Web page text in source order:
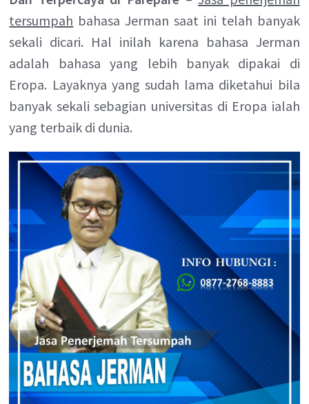
tersumpah bahasa Jerman saat ini telah banyak
sekali dicari. Hal inilah karena bahasa Jerman
adalah bahasa yang lebih banyak dipakai di
Eropa. Layaknya yang sudah lama diketahui bila
banyak sekali sebagian universitas di Eropa ialah
yang terbaik di dunia.